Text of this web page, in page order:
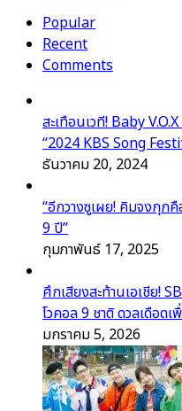
Popular
Recent
Comments
สะเทือนเวที! Baby
“2024 KBS Song
ธันวาคม 20, 2024
“อีกวางซูเผย! คิมจงกุก
9 ปี”
กุมภาพันธ์ 17, 2025
ศึกเสียงสะท้านเอเชีย!
โวคอล 9 ชาติ ดวลเดือด
มกราคม 5, 2026